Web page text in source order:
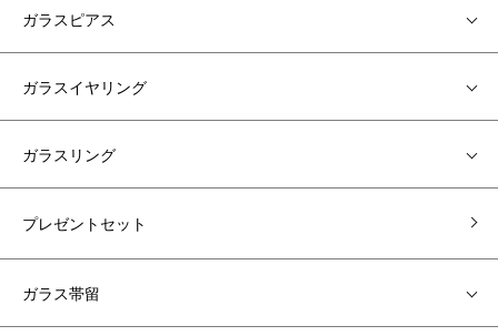
ガラスピアス
ガラスイヤリング
ガラスリング
プレゼントセット
ガラス帯留